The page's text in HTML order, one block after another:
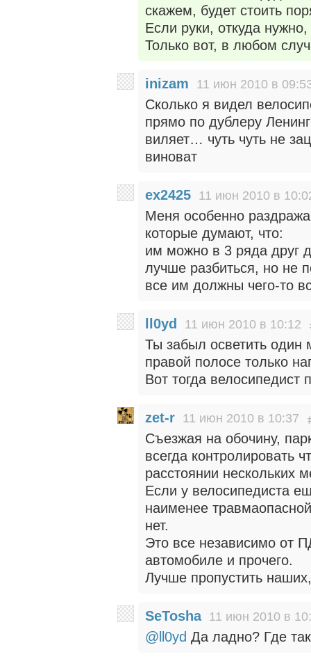
скажем, будет стоить
Если руки, откуда
Только вот, в любом
inizam 11 июн 2010 в
Сколько я видел
прямо по дублеру
виляет… чуть чуть не
виноват
ex2425 11 июн 2010 в
Меня особенно
которые думают, что:
им можно в 3 ряда друг
лучше разбиться, но не
все им должны чего-то
ll0yd 11 июн 2010 в 10:12
Ты забыл осветить один
правой полосе только
Вот тогда велосипедист
zet-r 11 июн 2010 в 10:37
Съезжая на обочину,
всегда контролировать
расстоянии нескольких
Если у велосипедиста
наименее
нет.
Это все независимо от
автомобиле и прочего.
Лучше пропустить
SeTosha 11 июн 2010 в
@ll0yd Да ладно? Где